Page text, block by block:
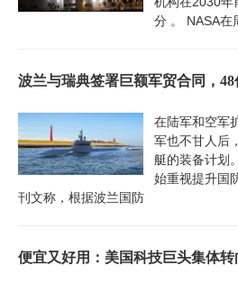
分 。 NASA在
波兰与瑞典签署巨额军贸合同，
在陆军和空军
军也不甘人后
艇的装备计划
始重视提升国
刊文称，根据波兰国防
便宜又好用：美国科技巨头集体